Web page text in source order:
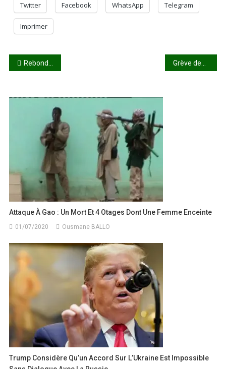
Twitter Facebook WhatsApp Telegram
Imprimer
Navigation
l’article
Rebondissement dans l’affaire des lesbiennes : Le Chef BR du 5ème arrondissement relevé et poursuivi pour “tentative de corruption d’un magistrat” Grève des pompistes : des stations services se frottent les mains
Attaque À Gao : Un Mort Et 4 Otages Dont Une Femme Enceinte
01/07/2020 Ousmane BALLO
Trump Considère Qu’un Accord Sur L’Ukraine Est Impossible